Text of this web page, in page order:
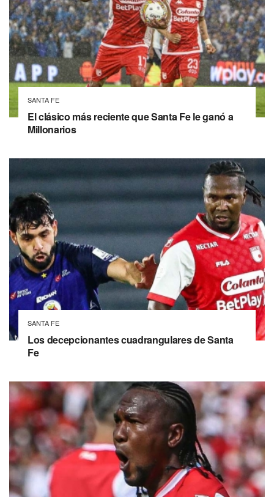
SANTA FE
El clásico más reciente que Santa Fe le ganó a
Millonarios
SANTA FE
Los decepcionantes cuadrangulares de Santa
Fe